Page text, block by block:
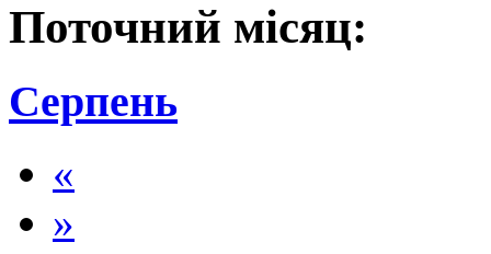
Поточний місяц:
Серпень
«
»